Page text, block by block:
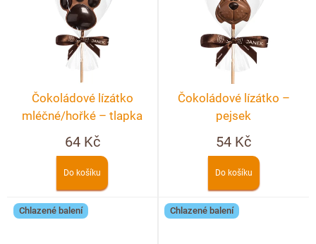
Čokoládové lízátko
mléčné/hořké – tlapka
64 Kč
Do košíku
Čokoládové lízátko –
pejsek
54 Kč
Do košíku
Chlazené balení Chlazené balení